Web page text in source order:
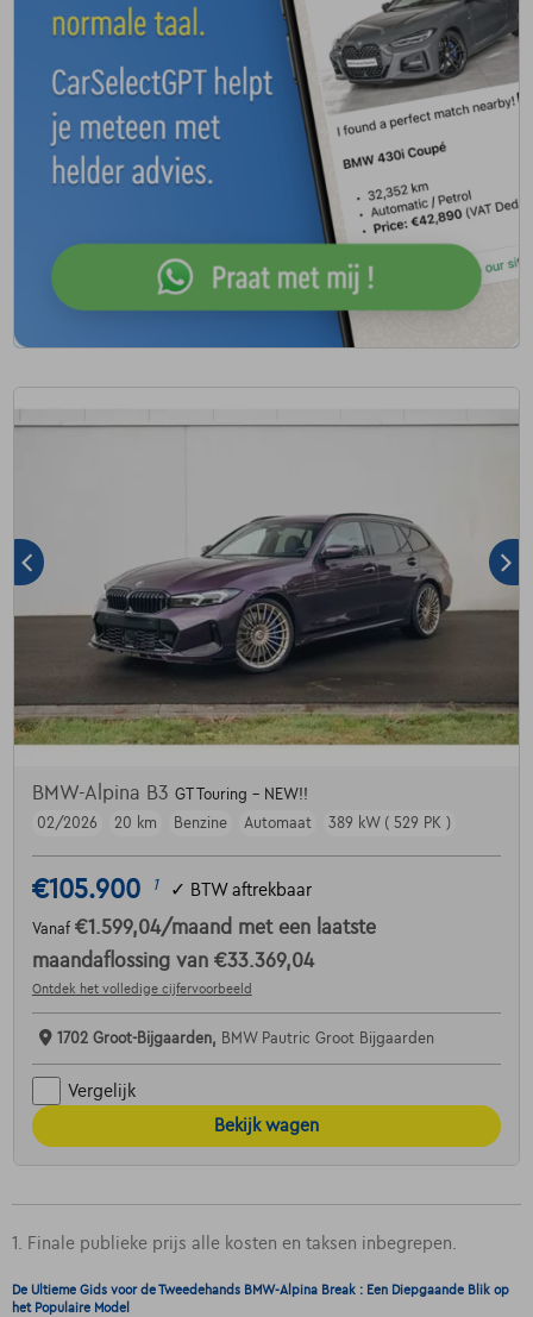
BMW-Alpina B3 GT Touring - NEW!!
02/2026
20 km Benzine Automaat 389 kW ( 529 PK )
€105.900 1 ✓ BTW aftrekbaar
Vanaf €1.599,04/maand met een laatste
maandaflossing van €33.369,04
Ontdek het volledige cijfervoorbeeld
1702 Groot-Bijgaarden, BMW Pautric Groot Bijgaarden
Vergelijk
Bekijk wagen
1. Finale publieke prijs alle kosten en taksen inbegrepen.
De Ultieme Gids voor de Tweedehands BMW-Alpina Break : Een Diepgaande Blik op
het Populaire Model